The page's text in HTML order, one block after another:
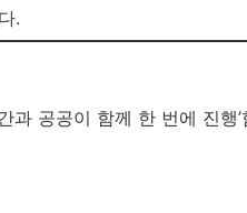
.
과 공공이 함께 한 번에 진행